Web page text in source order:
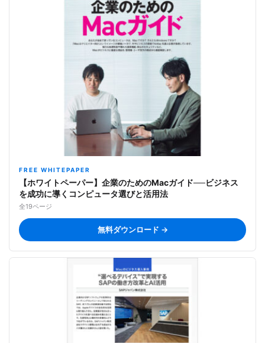
FREE WHITEPAPER
【ホワイトペーパー】企業のためのMacガイド──ビジネス
を成功に導くコンピュータ選びと活用法
全19ページ
無料ダウンロード →